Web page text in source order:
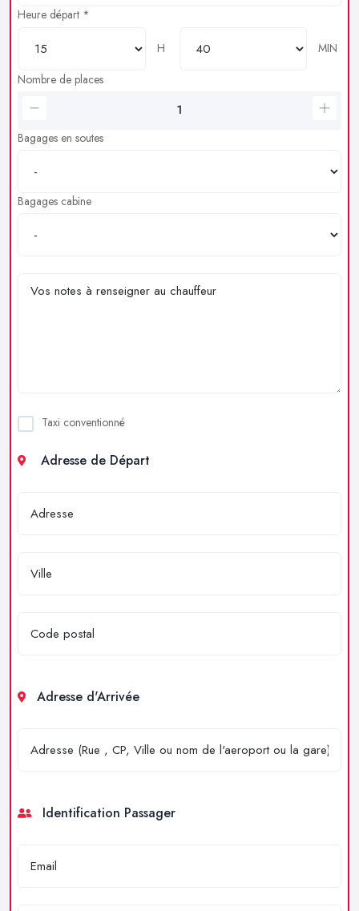
Heure départ *
H
MIN
Nombre de places
Bagages en soutes
Bagages cabine
Taxi conventionné
Adresse de Départ
Adresse d'Arrivée
Identification Passager